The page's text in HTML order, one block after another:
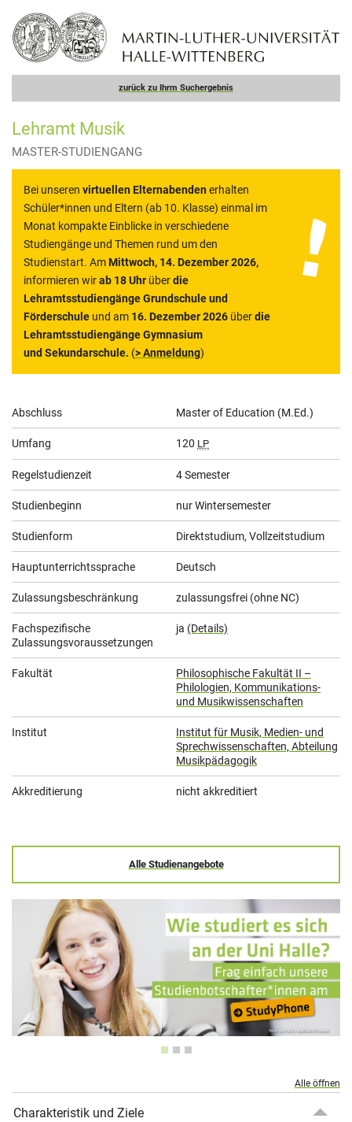
zurück zu Ihrm Suchergebnis
Lehramt Musik
MASTER-STUDIENGANG
Bei unseren virtuellen Elternabendenerhalten
Schüler*innen und Eltern (ab 10. Klasse) einmal im
Monat kompakte Einblicke in verschiedene
Studiengänge und Themen rund um den
Studienstart. AmMittwoch, 14. Dezember 2026,
informieren wirab 18 Uhr überdie
Lehramtsstudiengänge Grundschule und
Förderschule und am 16. Dezember 2026 überdie
Lehramtsstudiengänge Gymnasium
und Sekundarschule. (> Anmeldung)
Allgemeine
Informationen
Abschluss Master of Education (M.Ed.)
Umfang 120 LP
Regelstudienzeit 4 Semester
Studienbeginn nur Wintersemester
Studienform Direktstudium, Vollzeitstudium
Hauptunterrichtssprache Deutsch
Zulassungsbeschränkung zulassungsfrei (ohne NC)
Fachspezifische
Zulassungsvoraussetzungen
ja (Details)
Fakultät
Philosophische Fakultät II –
Philologien, Kommunikations-
und Musikwissenschaften
Institut
Institut für Musik, Medien- und
Sprechwissenschaften, Abteilung
Musikpädagogik
Akkreditierung nicht akkreditiert
Alle Studienangebote
Alle öffnen
Charakteristik und Ziele